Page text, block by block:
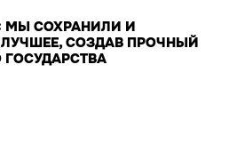
МЫ СОХРАНИЛИ И
СОЗДАВ ПРОЧНЫЙ